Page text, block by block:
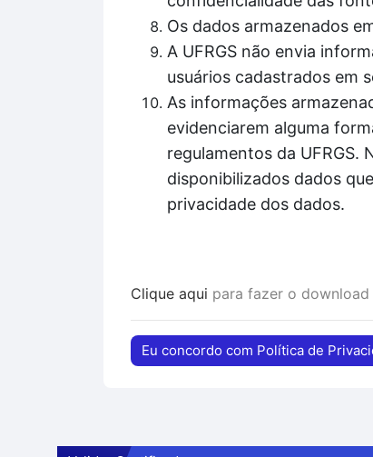
Os dados armazenados
A UFRGS não envia
usuários cadastrados em
As informações
evidenciarem alguma
regulamentos da UFRGS.
disponibilizados dados
privacidade dos dados.
Clique aqui para fazer o download
Eu concordo com Política de